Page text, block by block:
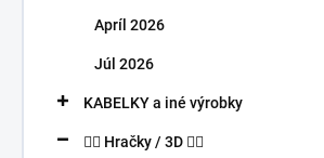
Apríl 2026
Júl 2026
KABELKY a iné výrobky
🧍‍♀️ Hračky / 3D 🧍‍♂️